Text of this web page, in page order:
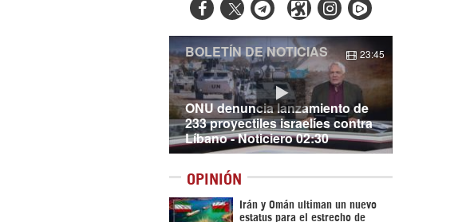
  
ONU denuncia lanzamiento de
233 proyectiles israelíes contra
Líbano - Noticiero 02:30
BOLETÍN DE NOTICIAS 23:45
OPINIÓN
Irán y Omán ultiman un nuevo
estatus para el estrecho de